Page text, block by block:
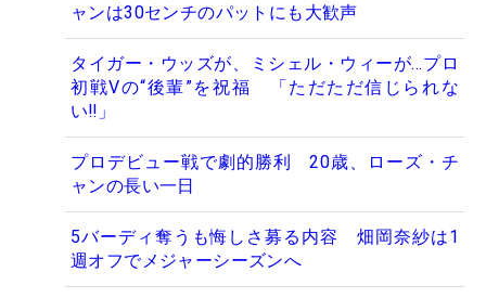
ャンは30センチのパットにも大歓声
タイガー・ウッズが、ミシェル・ウィーが…プロ
初戦Vの“後輩”を祝福 「ただただ信じられな
い‼」
プロデビュー戦で劇的勝利 20歳、ローズ・チ
ャンの長い一日
5バーディ奪うも悔しさ募る内容 畑岡奈紗は1
週オフでメジャーシーズンへ